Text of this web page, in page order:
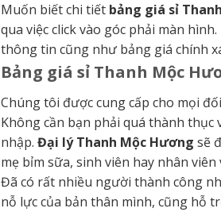
Muốn biết chi tiết bảng giá sỉ
qua việc click vào góc phải màn
thông tin cũng như bảng giá chính
Bảng giá sỉ Thanh Mộc
Chúng tôi được cung cấp cho mọi
Không cần bạn phải quá thành
nhập. Đại lý Thanh Mộc Hương sẽ
mẹ bỉm sữa, sinh viên hay nhân
Đã có rất nhiều người thành công
nỗ lực của bản thân mình, cũng hỗ